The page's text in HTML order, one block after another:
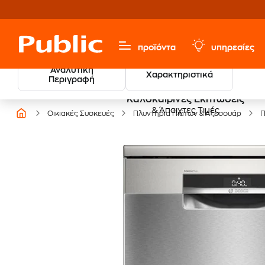
προϊόντα υπηρεσίες
Αναλυτική
Περιγραφή
Χαρακτηριστικά
Καλοκαιρινές Εκπτώσεις
& Άπαιχτες Τιμές
Οικιακές Συσκευές Πλυντήρια Πιάτων & Αξεσουάρ